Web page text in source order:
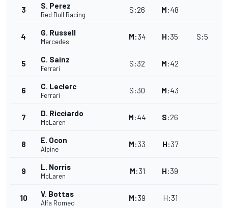
3 S. Perez
Red Bull Racing
S:26 M:48
4 G. Russell
Mercedes
M:34 H:35 S:5
5 C. Sainz
Ferrari
S:32 M:42
6 C. Leclerc
Ferrari
S:30 M:43
7 D. Ricciardo
McLaren
M:44 S:26
8 E. Ocon
Alpine
M:33 H:37
9 L. Norris
McLaren
M:31 H:39
10 V. Bottas
Alfa Romeo
M:39 H:31